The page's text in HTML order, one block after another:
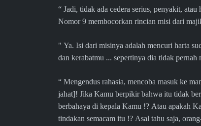
“ Jadi, tidak ada cedera serius, penyakit,
Nomor 9 membocorkan rincian misi dari
" Ya. Isi dari misinya adalah mencuri harta
dan kerabatmu ... sepertinya dia tidak
“ Mengendus rahasia, mencoba masuk ke
jahat]! Jika Kamu berpikir bahwa itu tidak
berbahaya di kepala Kamu !? Atau apakah
tindakan semacam itu !? Asal tahu saja,